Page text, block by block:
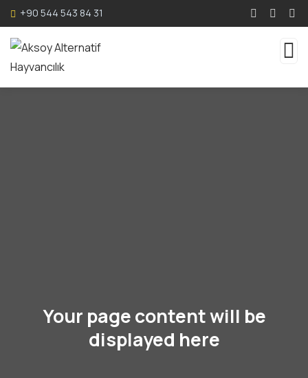
+90 544 543 84 31
Your page content will be
displayed here